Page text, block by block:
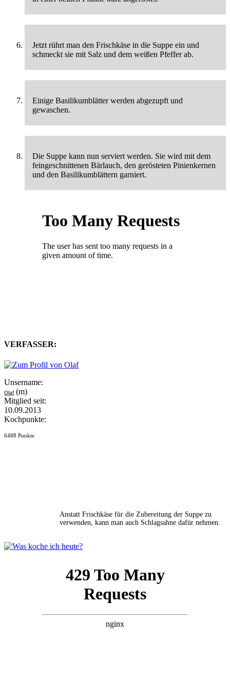
Jetzt rührt man den Frischkäse in die Suppe ein und
schmeckt sie mit Salz und dem weißen Pfeffer ab.
Einige Basilikumblätter werden abgezupft und
gewaschen.
Die Suppe kann nun serviert werden. Sie wird mit dem
feingeschnittenen Bärlauch, den gerösteten Pinienkernen
und den Basilikumblättern garniert.
VERFASSER:
Unsername:
Olaf (m)
Mitglied seit:
10.09.2013
Kochpunkte:
6488 Punkte
Anstatt Frischkäse für die Zubereitung der Suppe zu
verwenden, kann man auch Schlagsahne dafür nehmen.